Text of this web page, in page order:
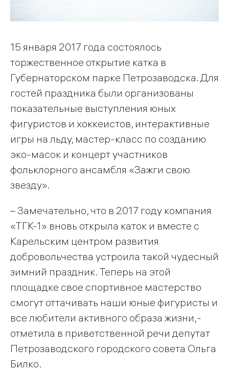
15 января 2017 года состоялось
торжественное открытие катка в
Губернаторском парке Петрозаводска. Для
гостей праздника были организованы
показательные выступления юных
фигуристов и хоккеистов, интерактивные
игры на льду, мастер-класс по созданию
эко-масок и концерт участников
фольклорного ансамбля «Зажги свою
звезду».
– Замечательно, что в 2017 году компания
«ТГК-1» вновь открыла каток и вместе с
Карельским центром развития
добровольчества устроила такой чудесный
зимний праздник. Теперь на этой
площадке свое спортивное мастерство
смогут оттачивать наши юные фигуристы и
все любители активного образа жизни,-
отметила в приветственной речи депутат
Петрозаводского городского совета Ольга
Билко.